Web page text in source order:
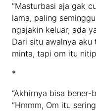
“Masturbasi aja gak
lama, paling
ngajakin keluar, ada
Dari situ awalnya aku
minta, tapi om itu
*
“Akhirnya bisa bener-
“Hmmm, Om itu